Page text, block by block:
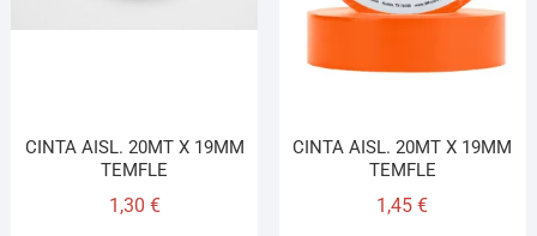
CINTA AISL. 20MT X 19MM
TEMFLE
1,30 €
CINTA AISL. 20MT X 19MM
TEMFLE
1,45€